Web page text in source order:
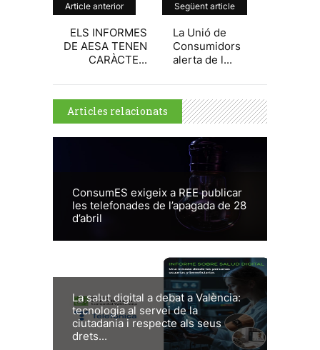
Article anterior
ELS INFORMES
DE AESA TENEN
CARÀCTE...
Següent article
La Unió de
Consumidors
alerta de l...
Articles relacionats
ConsumES exigeix a REE publicar
les telefonades de l’apagada de 28
d’abril
La salut digital a debat a València:
tecnologia al servei de la
ciutadania i respecte als seus
drets...